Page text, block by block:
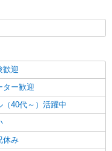
歓迎
ター歓迎
（40代～）活躍中
休み